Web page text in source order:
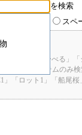
を検索
れかを含む スペ
いつあーさーべる」
舵+2のアイテムのみ
「ロット1」「船尾